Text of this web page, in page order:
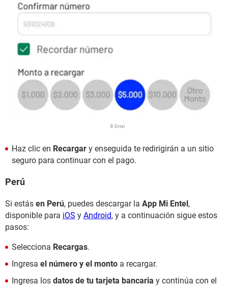
© Entel
Haz clic en Recargar y enseguida te redirigirán a un sitio
seguro para continuar con el pago.
Perú
Si estás en Perú, puedes descargar la App Mi Entel ,
disponible para iOS y Android, y a continuación sigue estos
pasos:
Selecciona Recargas.
Ingresa el número y el monto a recargar.
Ingresa los datos de tu tarjeta bancaria y continúa con el